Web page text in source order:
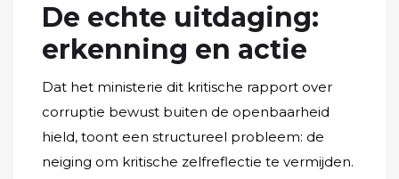
De echte uitdaging:
erkenning en actie
Dat het ministerie dit kritische rapport over
corruptie bewust buiten de openbaarheid
hield, toont een structureel probleem: de
neiging om kritische zelfreflectie te vermijden.